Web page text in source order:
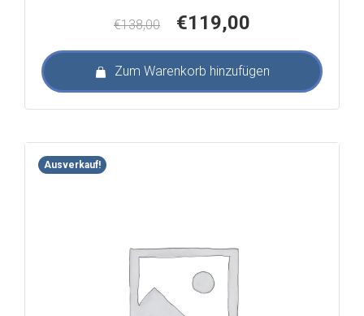
€138,00
Ursprünglicher
war:
€138,00
€119,00
ist:
€119,00.
Zum Warenkorb hinzufügen
Ausverkauf!